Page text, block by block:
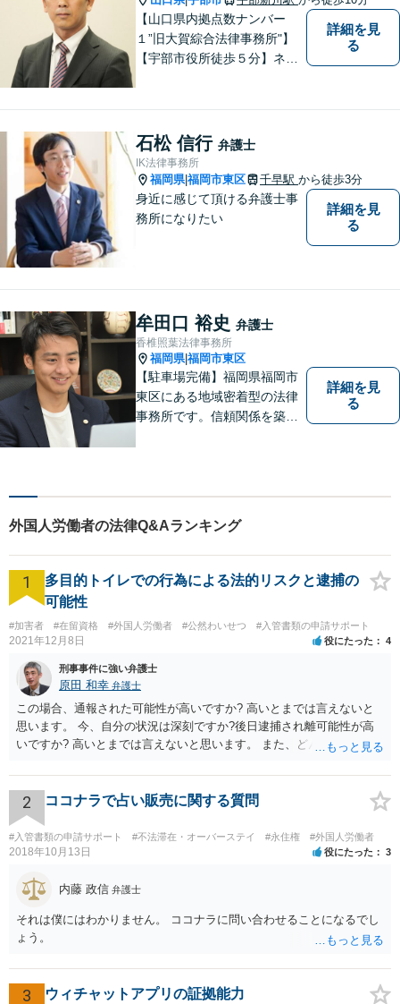
【山口県内拠点数ナンバー
１”旧大賀綜合法律事務所"】
【宇部市役所徒歩５分】ネッ
相談ください。
詳細を見
る
石松 信行 弁護士
IK法律事務所
福岡県|福岡市東区 千早駅 から徒歩3分
身近に感じて頂ける弁護士事
務所になりたい
詳細を見
る
牟田口 裕史 弁護士
香椎照葉法律事務所
福岡県|福岡市東区
【駐車場完備】福岡県福岡市
東区にある地域密着型の法律
事務所です。信頼関係を築
方は気軽にご相談ください。
詳細を見
る
外国人労働者の法律Q&Aランキング
1
多目的トイレでの行為による法的リスクと逮捕の
可能性
#加害者 #在留資格 #外国人労働者 #公然わいせつ #入管書類の申請サポート
2021年12月8日 役にたった 4
刑事事件に強い弁護士
原田 和幸 弁護士
この場合、通報された可能性が高いですか? 高いとまでは言えないと
思います。 今、自分の状況は深刻ですか?後日逮捕され離可能性が高
いですか? 高いとまでは言えないと思います。 また、どんな犯罪をし
たりでしょうか。
2 ココナラで占い販売に関する質問
#入管書類の申請サポート #不法滞在・オーバーステイ #永住権 #外国人労働者
2018年10月13日 役にたった 3
内藤 政信 弁護士
それは僕にはわかりません。 ココナラに問い合わせることになるでし
ょう。
3 ウィチャットアプリの証拠能力